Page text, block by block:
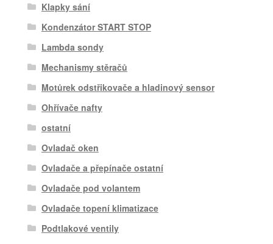
Klapky sání
Kondenzátor START STOP
Lambda sondy
Mechanismy stěračů
Motůrek odstřikovače a hladinový sensor
Ohřívače nafty
ostatní
Ovladač oken
Ovladače a přepínače ostatní
Ovladače pod volantem
Ovladače topení klimatizace
Podtlakové ventily